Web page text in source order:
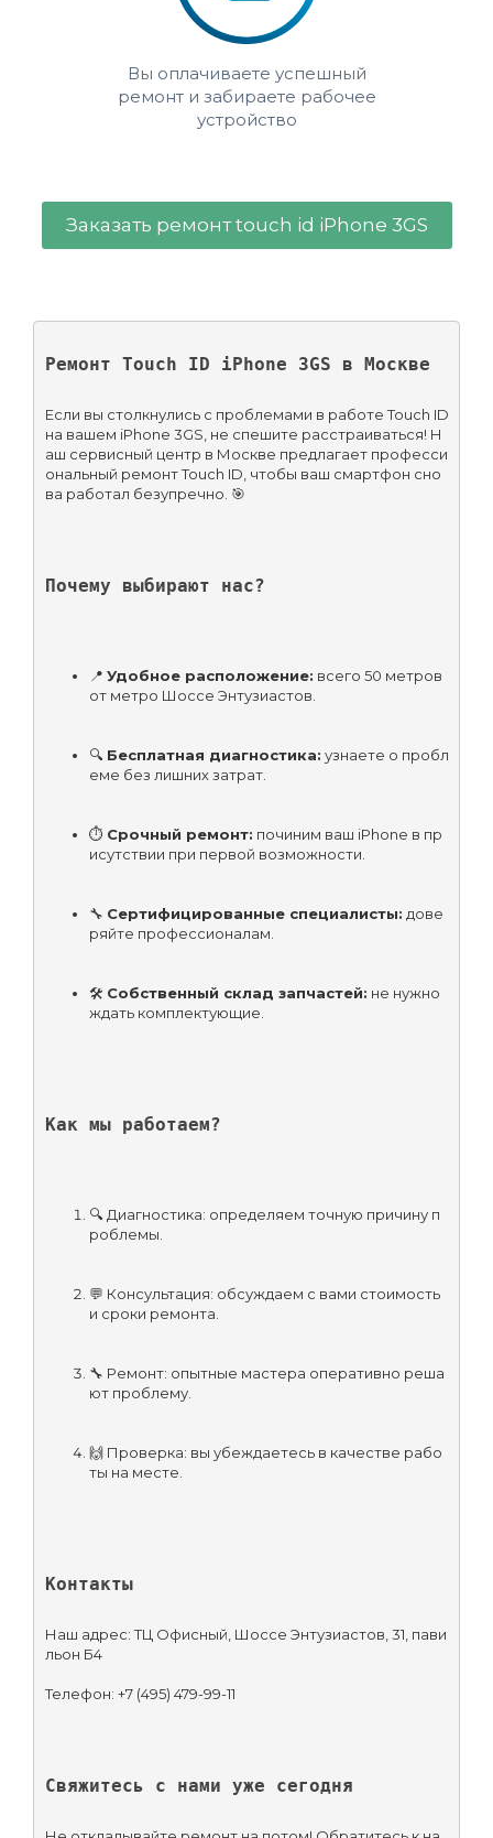
Вы оплачиваете успешный
ремонт и забираете рабочее
устройство
Заказать ремонт touch id iPhone 3GS
Ремонт Touch ID iPhone 3GS в Москве
Если вы столкнулись с проблемами в работе Touch ID
на вашем iPhone 3GS, не спешите расстраиваться! Н
аш сервисный центр в Москве предлагает професси
ональный ремонт Touch ID, чтобы ваш смартфон сно
ва работал безупречно. 🎯
Почему выбирают нас?
📍 Удобное расположение: всего 50 метров
от метро Шоссе Энтузиастов.
🔍 Бесплатная диагностика: узнаете о пробл
еме без лишних затрат.
⏱️ Срочный ремонт: починим ваш iPhone в пр
исутствии при первой возможности.
🔧 Сертифицированные специалисты: дове
ряйте профессионалам.
🛠️ Собственный склад запчастей: не нужно
ждать комплектующие.
Как мы работаем?
🔍 Диагностика: определяем точную причину п
роблемы.
💬 Консультация: обсуждаем с вами стоимость
и сроки ремонта.
🔧 Ремонт: опытные мастера оперативно реша
ют проблему.
🙌 Проверка: вы убеждаетесь в качестве рабо
ты на месте.
Контакты
Наш адрес: ТЦ Офисный, Шоссе Энтузиастов, 31, пави
льон Б4
Телефон: +7 (495) 479-99-11
Свяжитесь с нами уже сегодня